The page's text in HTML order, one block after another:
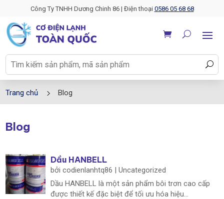
Công Ty TNHH Dương Chinh 86 | Điện thoại 0586 05 68 68
Trang chủ 5 Blog
Blog
Dầu HANBELL
bởicodienlanhtq86 |Uncategorized
Dầu HANBELL là một sản phẩm bôi trơn cao cấp
được thiết kế đặc biệt để tối ưu hóa hiệu...